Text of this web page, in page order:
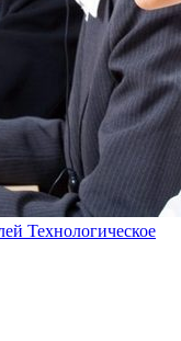
Технологическое